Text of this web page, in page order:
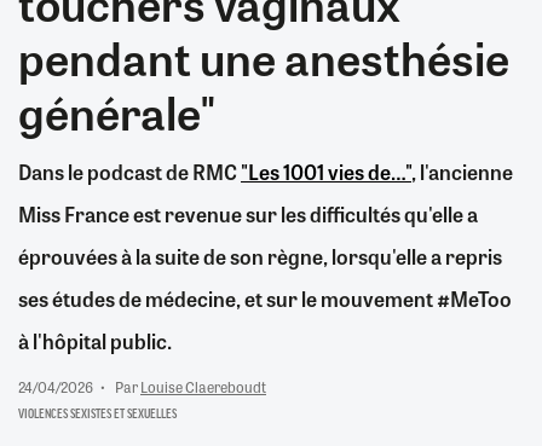
pendant une anesthésie
générale"
Dans le podcast de RMC"Les 1001 vies de…", l'ancienne
Miss France est revenue sur les difficultés qu'elle a
éprouvées à la suite de son règne, lorsqu'elle a repris
ses études de médecine, et sur le mouvement #MeToo
à l'hôpital public.
24/04/2026 ParLouise Claereboudt
VIOLENCES SEXISTES ET SEXUELLES